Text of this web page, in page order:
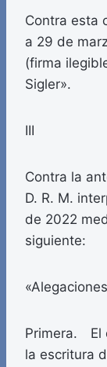
Contra esta
a 29 de
(firma
Sigler».
III
Contra la
D. R. M.
de 2022
siguiente:
Primera. El
la escritura